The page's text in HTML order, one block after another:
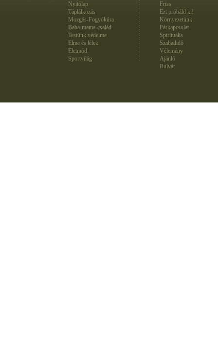
Nyitólap
Táplálkozás
Mozgás-Fogyókúra
Baba-mama-család
Testünk védelme
Elme és lélek
Életmód
Sportvilág
Friss
Ezt próbáld ki!
Környezetünk
Párkapcsolat
Spirituális
Szabadidő
Vélemény
Ajánló
Bulvár